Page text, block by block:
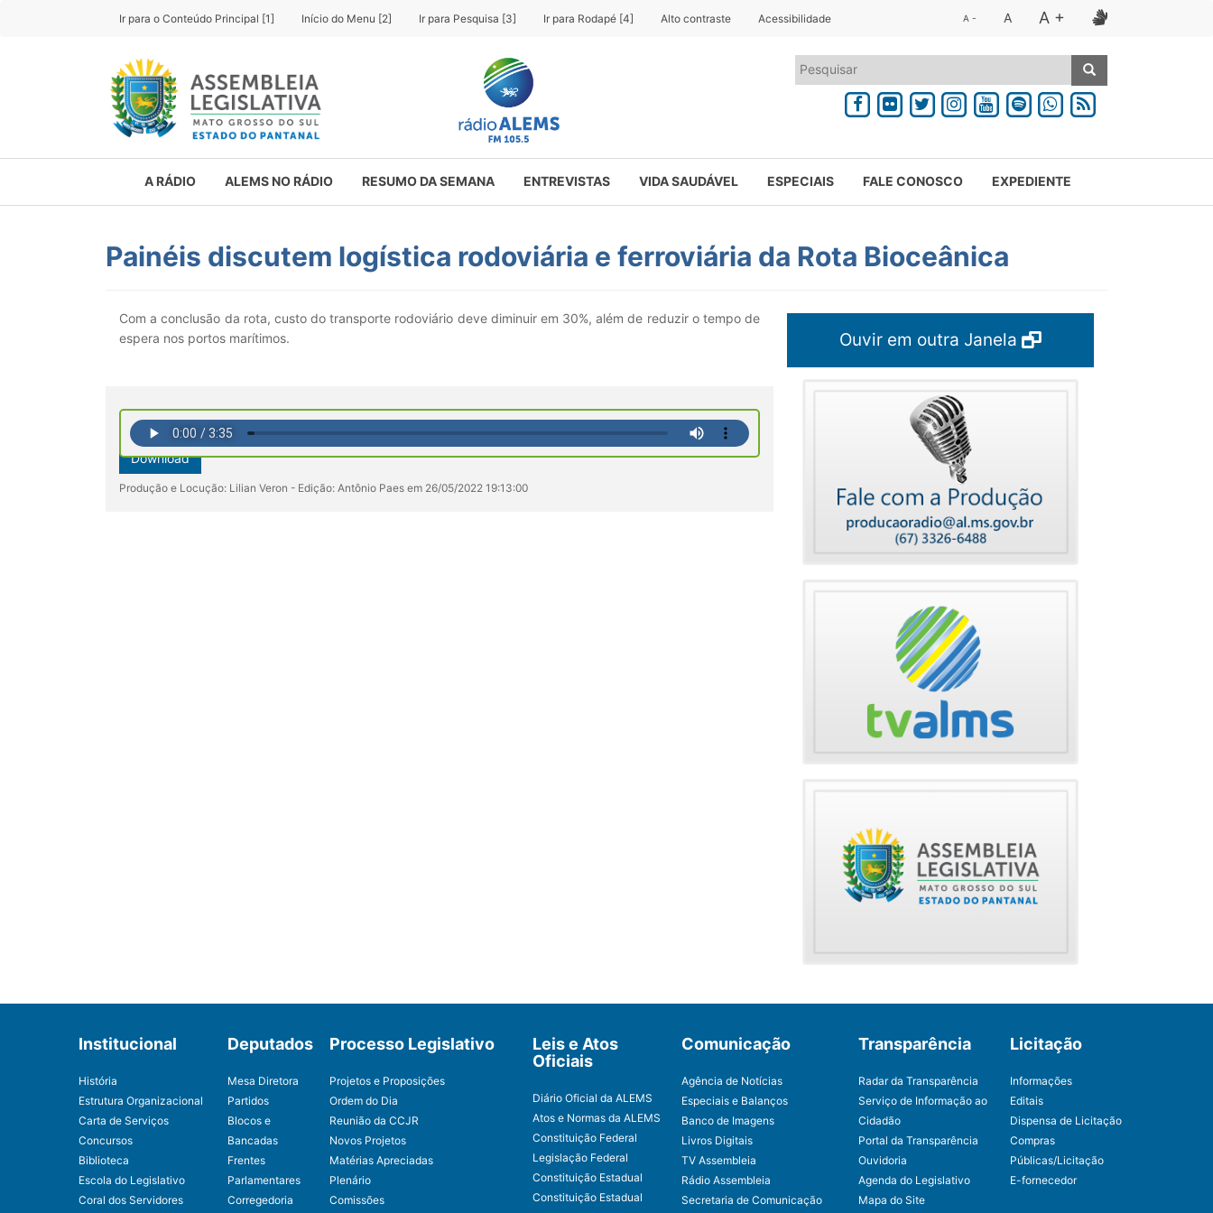
Ir para o Conteúdo Principal [1] Início do Menu [2] Ir para Pesquisa [3] Ir para Rodapé [4] Alto contraste Acessibilidade A - A A +
A RÁDIO ALEMS NO RÁDIO RESUMO DA SEMANA ENTREVISTAS VIDA SAUDÁVEL ESPECIAIS FALE CONOSCO EXPEDIENTE
Painéis discutem logística rodoviária e ferroviária da Rota Bioceânica
Com a conclusão da rota, custo do transporte rodoviário deve diminuir em 30%, além de reduzir o tempo de
espera nos portos marítimos.
Download
Produção e Locução: Lilian Veron - Edição: Antônio Paes em 26/05/2022 19:13:00
Ouvir em outra Janela
Institucional
História
Estrutura Organizacional
Carta de Serviços
Concursos
Biblioteca
Escola do Legislativo
Coral dos Servidores
Deputados
Mesa Diretora
Partidos
Blocos e
Bancadas
Frentes
Parlamentares
Corregedoria
Processo Legislativo
Projetos e Proposições
Ordem do Dia
Reunião da CCJR
Novos Projetos
Matérias Apreciadas
Plenário
Comissões
Leis e Atos
Oficiais
Diário Oficial da ALEMS
Atos e Normas da ALEMS
Constituição Federal
Legislação Federal
Constituição Estadual
Constituição Estadual
Comunicação
Agência de Notícias
Especiais e Balanços
Banco de Imagens
Livros Digitais
TV Assembleia
Rádio Assembleia
Secretaria de Comunicação
Transparência
Radar da Transparência
Serviço de Informação ao
Cidadão
Portal da Transparência
Ouvidoria
Agenda do Legislativo
Mapa do Site
Licitação
Informações
Editais
Dispensa de Licitação
Compras
Públicas/Licitação
E-fornecedor